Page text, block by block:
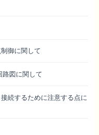
御に関して
路図に関して
続するために注意する点に